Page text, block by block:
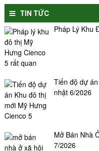
TIN TỨC
Pháp Lý Khu
Tiến độ dự
nhật 6/2026
Mở Bán Nhà
7/2026